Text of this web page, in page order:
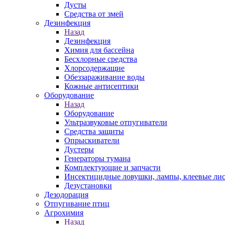
Дусты
Средства от змей
Дезинфекция
Назад
Дезинфекция
Химия для бассейна
Бесхлорные средства
Хлорсодержащие
Обеззараживание воды
Кожные антисептики
Оборудование
Назад
Оборудование
Ультразвуковые отпугиватели
Средства защиты
Опрыскиватели
Дустеры
Генераторы тумана
Комплектующие и запчасти
Инсектицидные ловушки, лампы, клеевые
Дезустановки
Дезодорация
Отпугивание птиц
Агрохимия
Назад